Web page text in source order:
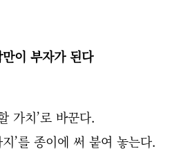
이 부자가 된다
가치’로 바꾼다.
’를 종이에 써 붙여 놓는다.